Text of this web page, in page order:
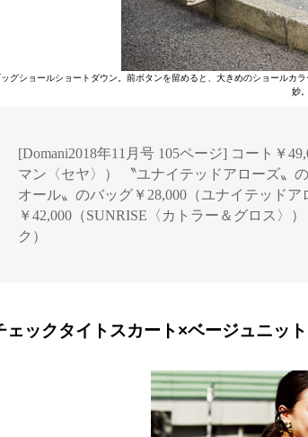
ッグショールショートダウン。前ボタンを留めると、大きめのショールカ
妙。
[Domani2018年11月号 105ページ] コート￥
マン〈セヤ〉） 〝ユナイテッドアローズ〟
オール〟のバッグ￥28,000（ユナイテッド
￥42,000（SUNRISE〈カトラー＆グロス〉
ク）
ェックタイトスカート×ベージュニット